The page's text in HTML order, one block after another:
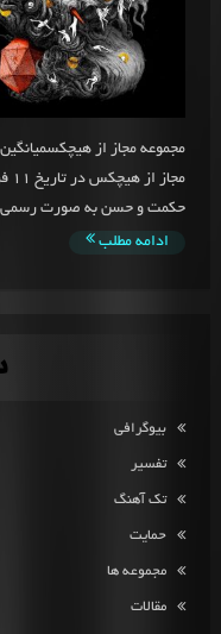
حکمت و حسن به صورت رسمی
ادامه مطلب
بیوگرافی
تفسیر
تک آهنگ
حمایت
مجموعه ها
مقالات